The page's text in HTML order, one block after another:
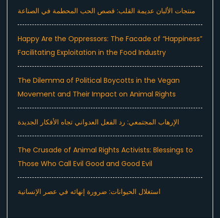
منتجات الألبان عديمة القلب: قصص الحب المحطمة في الصناعة
Happy Are the Oppressors: The Facade of “Happiness”
Facilitating Exploitation in the Food Industry
The Dilemma of Political Boycotts in the Vegan
Movement and Their Impact on Animal Rights
الإرهاب المجتمعي: رد الفعل العدواني تجاه الأفكار الجديدة
The Crusade of Animal Rights Activists: Blessings to
Those Who Call Evil Good and Good Evil
استغلال الحيوانات: ضرورة إنهائه في عصر الإنسانية